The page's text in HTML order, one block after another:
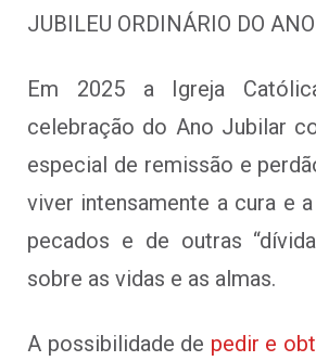
JUBILEU ORDINÁRIO DO
Em 2025 a Igreja
celebração do Ano Jubilar
especial de remissão e
viver intensamente a cura e
pecados e de outras
sobre as vidas e as almas.
A possibilidade de pedir e